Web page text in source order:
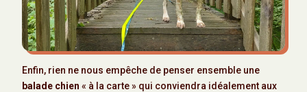
Enfin, rien ne nous empêche de penser ensemble une
balade chien « à la carte » qui conviendra idéalement aux